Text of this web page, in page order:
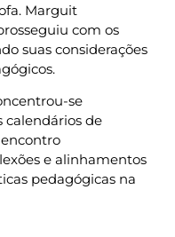
Marguit
com os
suas considerações
se
calendários de
e alinhamentos
pedagógicas na